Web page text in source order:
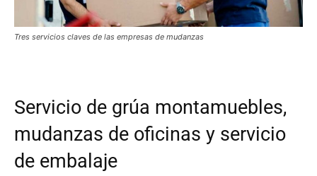
Tres servicios claves de las empresas de mudanzas
Servicio de grúa montamuebles,
mudanzas de oficinas y servicio
de embalaje